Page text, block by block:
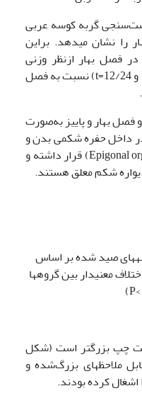
زیست‌سنجی گربه کوسه­ عربی
را نشان می­دهد. براین
فصل بهار ازنظر وزنی
(05/0>P و 32/6=t) و طولی (05/0>P و 12/24=t) نسبت به فصل
بهار و پاییز به‌صورت
داخل حفره شکمی بدن و
در سطح داخلی اندام اپیگونال (Epigonal organ) قرار داشته و
صید شده بر اساس
معنی­دار بین گروه­ها
چپ بزرگتر است (شکل
ملاحظه­ای بزرگ‌شده و
کرده بودند.